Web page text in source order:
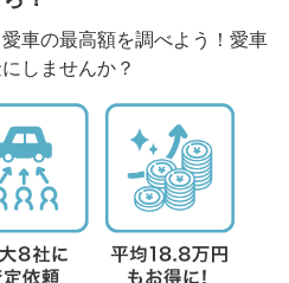
車の最高額を調べよう！愛車
しませんか？